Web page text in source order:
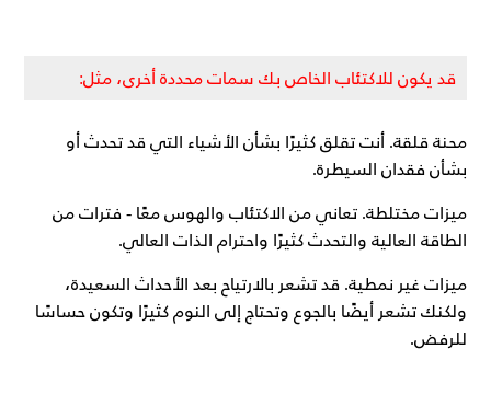
قد يكون للاكتئاب الخاص بك سمات محددة أخرى، مثل:
محنة قلقة. أنت تقلق كثيرًا بشأن الأشياء التي قد تحدث أو
بشأن فقدان السيطرة.
ميزات مختلطة. تعاني من الاكتئاب والهوس معًا - فترات من
الطاقة العالية والتحدث كثيرًا واحترام الذات العالي.
ميزات غير نمطية. قد تشعر بالارتياح بعد الأحداث السعيدة،
ولكنك تشعر أيضًا بالجوع وتحتاج إلى النوم كثيرًا وتكون حساسًا
للرفض.